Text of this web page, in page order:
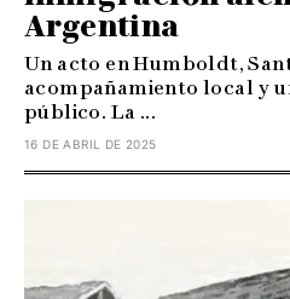
Argentina
Un acto en Humboldt,
acompañamiento local y
público. La ...
16 DE ABRIL DE 2025